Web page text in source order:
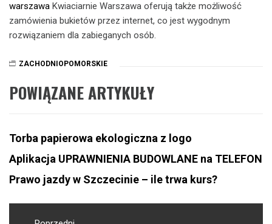
warszawa Kwiaciarnie Warszawa oferują także możliwość
zamówienia bukietów przez internet, co jest wygodnym
rozwiązaniem dla zabieganych osób.
ZACHODNIOPOMORSKIE
POWIĄZANE ARTYKUŁY
Torba papierowa ekologiczna z logo
Aplikacja UPRAWNIENIA BUDOWLANE na TELEFON
Prawo jazdy w Szczecinie – ile trwa kurs?
Nawigacja